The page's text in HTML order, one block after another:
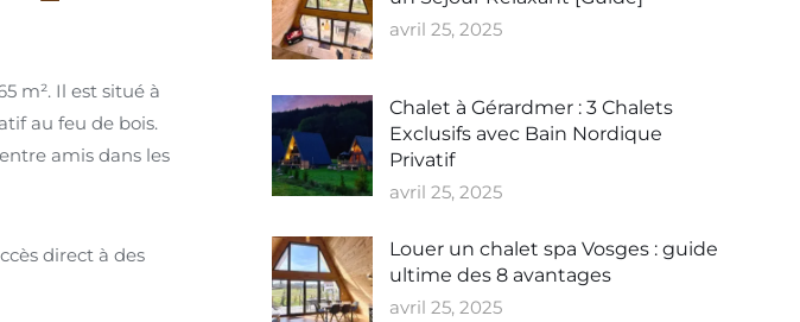
m². Il est situé à
au feu de bois.
amis dans les
direct à des
avril 25, 2025
Chalet à Gérardmer : 3 Chalets
Exclusifs avec Bain Nordique
Privatif
avril 25, 2025
Louer un chalet spa Vosges : guide
ultime des 8 avantages
avril 25, 2025